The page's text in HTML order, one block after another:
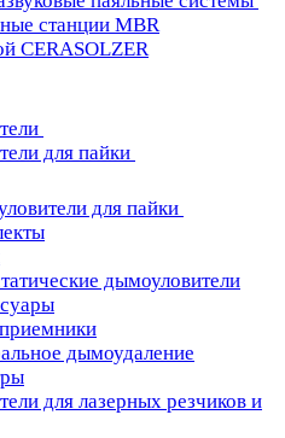
станции MBR
CERASOLZER
для пайки
для пайки
дымоуловители
дымоудаление
для лазерных резчиков и